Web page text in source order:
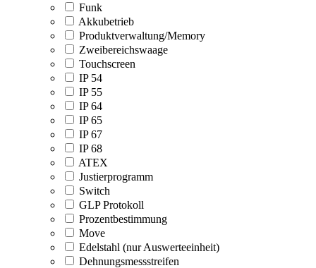
Funk
Akkubetrieb
Produktverwaltung/Memory
Zweibereichswaage
Touchscreen
IP 54
IP 55
IP 64
IP 65
IP 67
IP 68
ATEX
Justierprogramm
Switch
GLP Protokoll
Prozentbestimmung
Move
Edelstahl (nur Auswerteeinheit)
Dehnungsmessstreifen